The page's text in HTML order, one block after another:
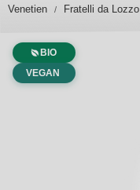
Venetien Fratelli da Lozzo
BIO
VEGAN